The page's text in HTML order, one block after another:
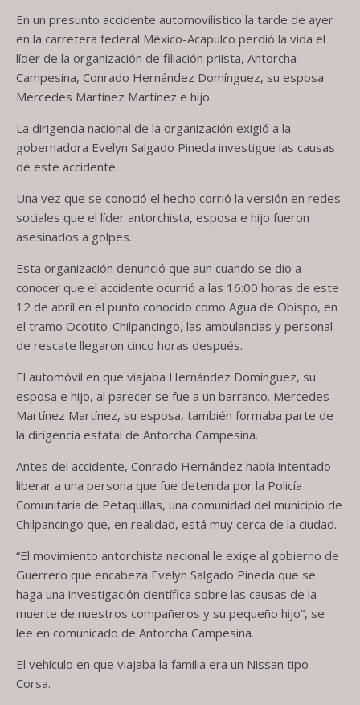
En un presunto accidente automovilístico la tarde de ayer
en la carretera federal México-Acapulco perdió la vida el
líder de la organización de filiación priista, Antorcha
Campesina, Conrado Hernández Domínguez, su esposa
Mercedes Martínez Martínez e hijo.
La dirigencia nacional de la organización exigió a la
gobernadora Evelyn Salgado Pineda investigue las causas
de este accidente.
Una vez que se conoció el hecho corrió la versión en redes
sociales que el líder antorchista, esposa e hijo fueron
asesinados a golpes.
Esta organización denunció que aun cuando se dio a
conocer que el accidente ocurrió a las 16:00 horas de este
12 de abril en el punto conocido como Agua de Obispo, en
el tramo Ocotito-Chilpancingo, las ambulancias y personal
de rescate llegaron cinco horas después.
El automóvil en que viajaba Hernández Domínguez, su
esposa e hijo, al parecer se fue a un barranco. Mercedes
Martínez Martínez, su esposa, también formaba parte de
la dirigencia estatal de Antorcha Campesina.
Antes del accidente, Conrado Hernández había intentado
liberar a una persona que fue detenida por la Policía
Comunitaria de Petaquillas, una comunidad del municipio de
Chilpancingo que, en realidad, está muy cerca de la ciudad.
“El movimiento antorchista nacional le exige al gobierno de
Guerrero que encabeza Evelyn Salgado Pineda que se
haga una investigación científica sobre las causas de la
muerte de nuestros compañeros y su pequeño hijo”, se
lee en comunicado de Antorcha Campesina.
El vehículo en que viajaba la familia era un Nissan tipo
Corsa.